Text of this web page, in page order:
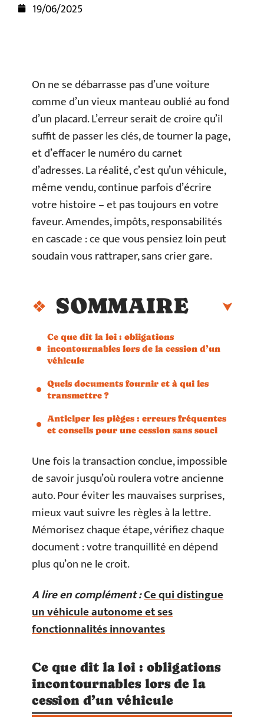
19/06/2025
On ne se débarrasse pas d’une voiture
comme d’un vieux manteau oublié au fond
d’un placard. L’erreur serait de croire qu’il
suffit de passer les clés, de tourner la page,
et d’effacer le numéro du carnet
d’adresses. La réalité, c’est qu’un véhicule,
même vendu, continue parfois d’écrire
votre histoire – et pas toujours en votre
faveur. Amendes, impôts, responsabilités
en cascade : ce que vous pensiez loin peut
soudain vous rattraper, sans crier gare.
SOMMAIRE
Ce que dit la loi : obligations
incontournables lors de la cession d’un
véhicule
Quels documents fournir et à qui les
transmettre ?
Anticiper les pièges : erreurs fréquentes
et conseils pour une cession sans souci
Une fois la transaction conclue, impossible
de savoir jusqu’où roulera votre ancienne
auto. Pour éviter les mauvaises surprises,
mieux vaut suivre les règles à la lettre.
Mémorisez chaque étape, vérifiez chaque
document : votre tranquillité en dépend
plus qu’on ne le croit.
A lire en complément :Ce qui distingue
un véhicule autonome et ses
fonctionnalités innovantes
Ce que dit la loi : obligations
incontournables lors de la
cession d’un véhicule